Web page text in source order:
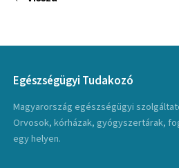
Egészségügyi Tudakozó
Magyarország egészségügyi
Orvosok, kórházak, gyógyszertárak,
egy helyen.